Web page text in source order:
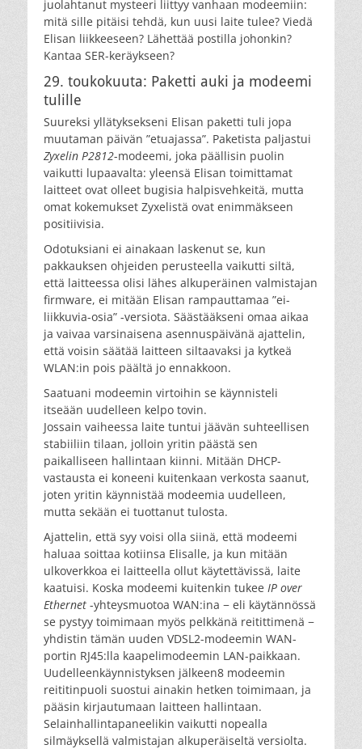
juolahtanut mysteeri liittyy vanhaan modeemiin:
mitä sille pitäisi tehdä, kun uusi laite tulee? Viedä
Elisan liikkeeseen? Lähettää postilla johonkin?
Kantaa SER-keräykseen?
29. toukokuuta: Paketti auki ja modeemi
tulille
Suureksi yllätyksekseni Elisan paketti tuli jopa
muutaman päivän ”etuajassa”. Paketista paljastui
Zyxelin P2812-modeemi, joka päällisin puolin
vaikutti lupaavalta: yleensä Elisan toimittamat
laitteet ovat olleet bugisia halpisvehkeitä, mutta
omat kokemukset Zyxelistä ovat enimmäkseen
positiivisia.
Odotuksiani ei ainakaan laskenut se, kun
pakkauksen ohjeiden perusteella vaikutti siltä,
että laitteessa olisi lähes alkuperäinen valmistajan
firmware, ei mitään Elisan rampauttamaa ”ei-
liikkuvia-osia” -versiota. Säästääkseni omaa aikaa
ja vaivaa varsinaisena asennuspäivänä ajattelin,
että voisin säätää laitteen siltaavaksi ja kytkeä
WLAN:in pois päältä jo ennakkoon.
Saatuani modeemin virtoihin se käynnisteli
itseään uudelleen kelpo tovin.
Jossain vaiheessa laite tuntui jäävän suhteellisen
stabiiliin tilaan, jolloin yritin päästä sen
paikalliseen hallintaan kiinni. Mitään DHCP-
vastausta ei koneeni kuitenkaan verkosta saanut,
joten yritin käynnistää modeemia uudelleen,
mutta sekään ei tuottanut tulosta.
Ajattelin, että syy voisi olla siinä, että modeemi
haluaa soittaa kotiinsa Elisalle, ja kun mitään
ulkoverkkoa ei laitteella ollut käytettävissä, laite
kaatuisi. Koska modeemi kuitenkin tukee IP over
Ethernet -yhteysmuotoa WAN:ina − eli käytännössä
se pystyy toimimaan myös pelkkänä reitittimenä −
yhdistin tämän uuden VDSL2-modeemin WAN-
portin RJ45:lla kaapelimodeemin LAN-paikkaan.
Uudelleenkäynnistyksen jälkeen8 modeemin
reititinpuoli suostui ainakin hetken toimimaan, ja
pääsin kirjautumaan laitteen hallintaan.
Selainhallintapaneelikin vaikutti nopealla
silmäyksellä valmistajan alkuperäiseltä versiolta.